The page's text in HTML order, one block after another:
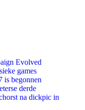
Evolved
games
is begonnen
derde
na dickpic in